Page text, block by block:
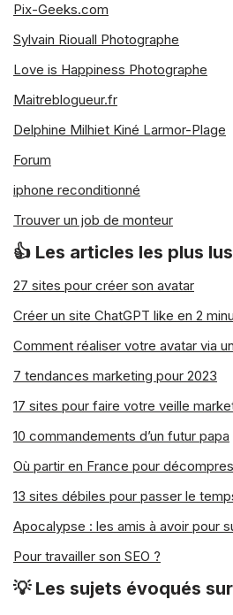
Pix-Geeks.com
Sylvain Riouall Photographe
Love is Happiness Photographe
Maitreblogueur.fr
Delphine Milhiet Kiné Larmor-Plage
Forum
iphone reconditionné
Trouver un job de monteur
👍 Les articles les plus lus
27 sites pour créer son avatar
Créer un site ChatGPT like en 2
Comment réaliser votre avatar via
7 tendances marketing pour 2023
17 sites pour faire votre veille
10 commandements d’un futur papa
Où partir en France pour
13 sites débiles pour passer le
Apocalypse : les amis à avoir pour
Pour travailler son SEO ?
💡 Les sujets évoqués